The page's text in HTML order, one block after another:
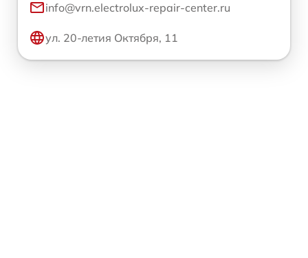
info@vrn.electrolux-repair-center.ru
ул. 20-летия Октября, 11